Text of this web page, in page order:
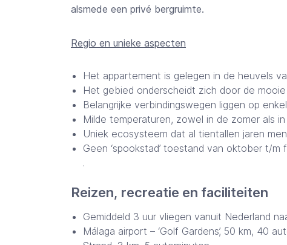
alsmede een privé bergruimte.
Regio en unieke aspecten
Het appartement is gelegen in de heuvels
Het gebied onderscheidt zich door de
Belangrijke verbindingswegen liggen op
Milde temperaturen, zowel in de zomer als
Uniek ecosysteem dat al tientallen jaren
Geen ‘spookstad’ toestand van oktober t/m
.
Reizen, recreatie en faciliteiten
Gemiddeld 3 uur vliegen vanuit Nederland
Málaga airport – ‘Golf Gardens’, 50 km, 40